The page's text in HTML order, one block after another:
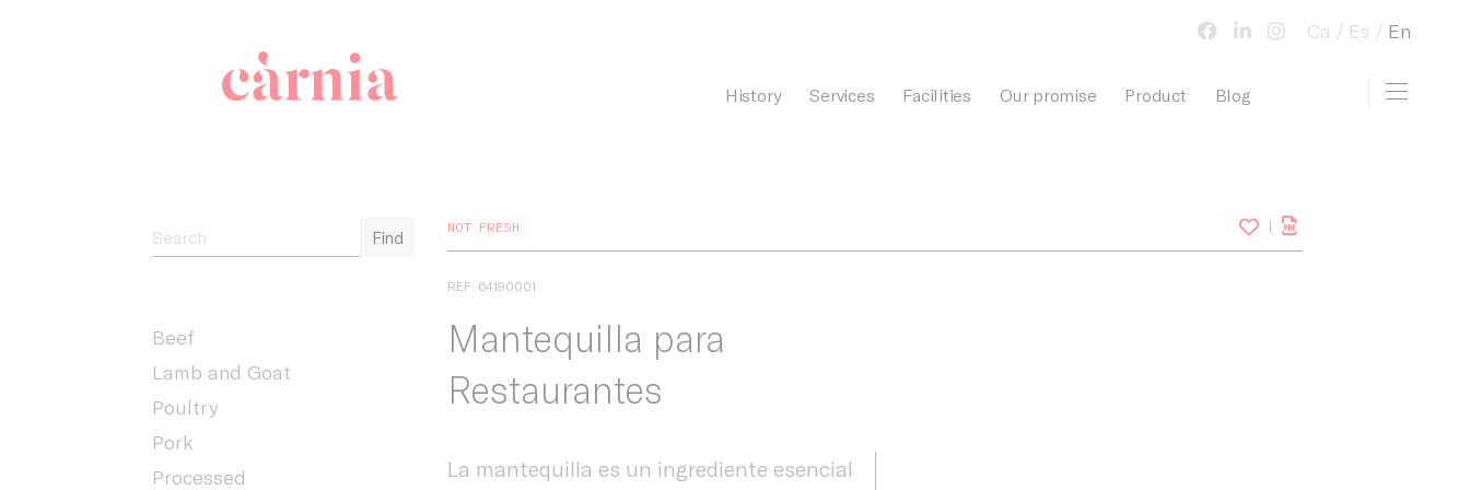
History Services Facilities Our promise Product Blog Toggle
Ca Es En
Find
Beef
Lamb and Goat
Poultry
Pork
Processed
NOT FRESH
REF: 64190001
Mantequilla para
Restaurantes
La mantequilla es un ingrediente esencial